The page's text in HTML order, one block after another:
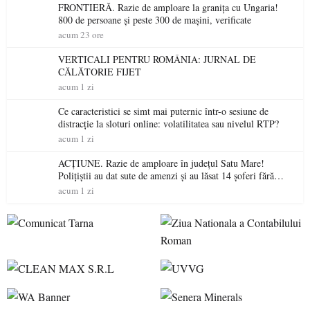
FRONTIERĂ. Razie de amploare la granița cu Ungaria!
800 de persoane și peste 300 de mașini, verificate
acum 23 ore
VERTICALI PENTRU ROMÂNIA: JURNAL DE
CĂLĂTORIE FIJET
acum 1 zi
Ce caracteristici se simt mai puternic într-o sesiune de
distracție la sloturi online: volatilitatea sau nivelul RTP?
acum 1 zi
ACȚIUNE. Razie de amploare în județul Satu Mare!
Polițiștii au dat sute de amenzi și au lăsat 14 șoferi fără
permis într-o singură zi
acum 1 zi